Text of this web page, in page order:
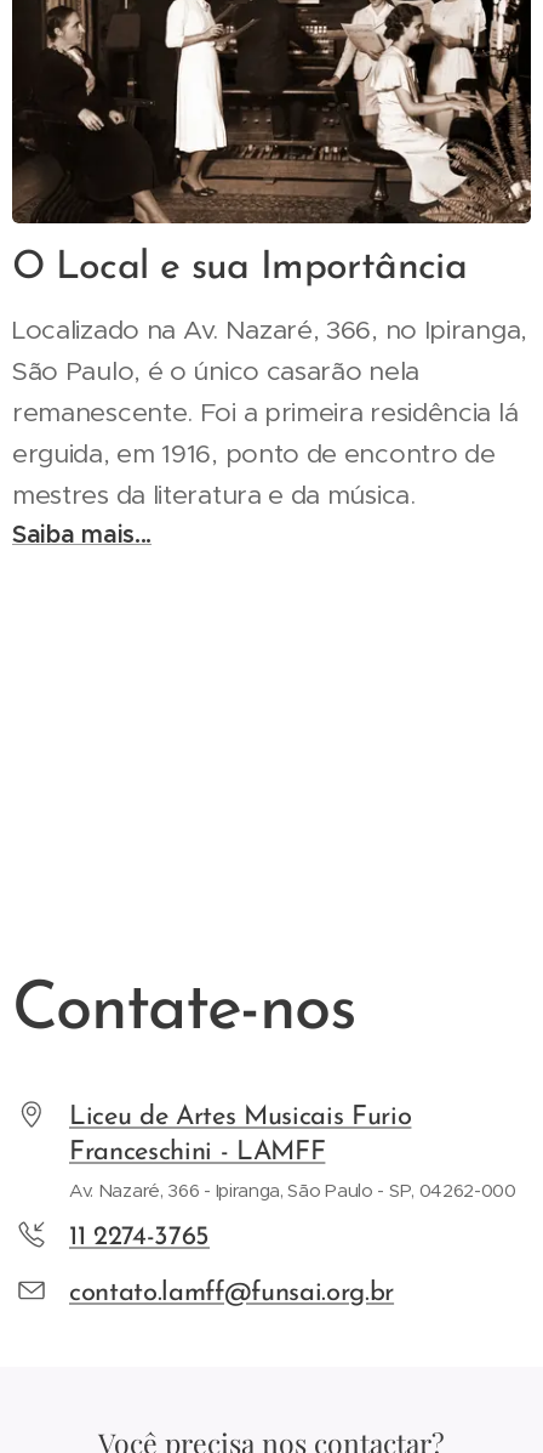
O Local e sua Importância
Localizado na Av. Nazaré, 366, no Ipiranga,
São Paulo, é o único casarão nela
remanescente. Foi a primeira residência lá
erguida, em 1916, ponto de encontro de
mestres da literatura e da música.
Saiba mais...
Contate-nos
Liceu de Artes Musicais Furio
Franceschini - LAMFF
Av. Nazaré, 366 - Ipiranga, São Paulo - SP, 04262-000
11 2274-3765
contato.lamff@funsai.org.br
Você precisa nos contactar?